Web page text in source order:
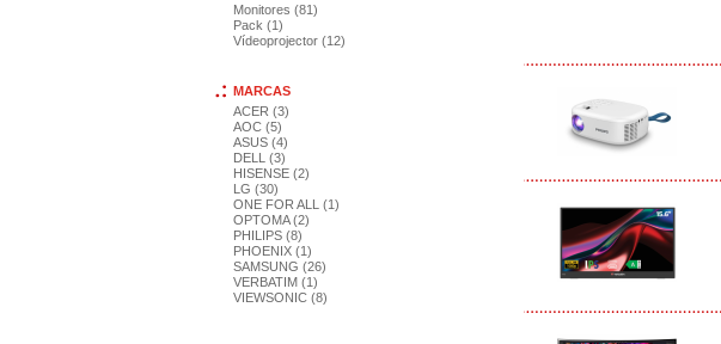
Monitores (81)
Pack (1)
Vídeoprojector (12)
MARCAS
ACER (3)
AOC (5)
ASUS (4)
DELL (3)
HISENSE (2)
LG (30)
ONE FOR ALL (1)
OPTOMA (2)
PHILIPS (8)
PHOENIX (1)
SAMSUNG (26)
VERBATIM (1)
VIEWSONIC (8)